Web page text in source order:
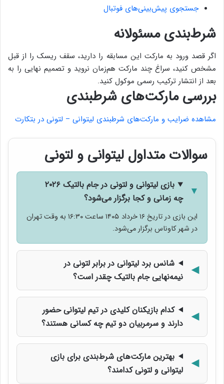
جستجوی پیش‌بینی‌های فوتبال
شرط‌بندی مسئولانه
اگر قصد ورود به مارکت این مسابقه را دارید، سقف ریسک را از قبل
مشخص کنید، سراغ چند مارکت هم‌زمان نروید و تصمیم نهایی را به
بعد از انتشار ترکیب رسمی موکول کنید.
بررسی مارکت‌های شرطبندی
مشاهده ضرایب و مارکت‌های شرطبندی لیتوانی – لتونی در بتکارت
سوالات متداول لیتوانی و لتونی
بازی لیتوانی و لتونی در جام بالتیک ۲۰۲۶
چه زمانی و کجا برگزار می‌شود؟
این بازی در تاریخ ۱۶ خرداد ۱۴۰۵ ساعت ۱۶:۳۰ به وقت تهران
در شهر کاوناس برگزار می‌شود.
شانس برد لیتوانی در برابر لتونی در
نیمه‌نهایی جام بالتیک چقدر است؟
کدام بازیکنان کلیدی در تیم لیتوانی حضور
دارند و سرمربیان دو تیم چه کسانی هستند؟
بهترین مارکت‌های شرط‌بندی برای بازی
لیتوانی و لتونی کدامند؟